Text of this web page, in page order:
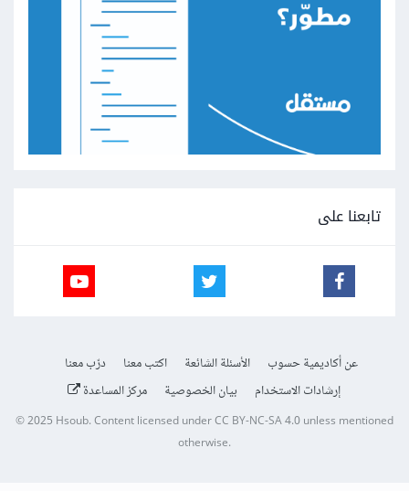
تابعنا على
عن أكاديمية حسوب الأسئلة الشائعة اكتب معنا
درّب معنا
إرشادات الاستخدام
بيان الخصوصية مركز المساعدة
© 2025Hsoub.Content licensed underCC BY-NC-SA 4.0unless mentioned
otherwise.